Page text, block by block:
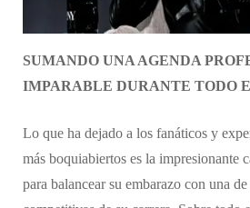
SUMANDO UNA AGENDA
IMPARABLE DURANTE TODO
Lo que ha dejado a los fanáticos y
más boquiabiertos es la impresionante
para balancear su embarazo con una